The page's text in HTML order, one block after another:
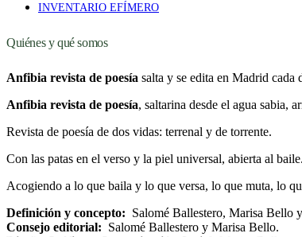
INVENTARIO EFÍMERO
Quiénes y qué somos
Anfibia revista de poesía salta y se edita en Madrid cada
Anfibia revista de poesía, saltarina desde el agua sabia,
Revista de poesía de dos vidas: terrenal y de torrente.
Con las patas en el verso y la piel universal, abierta al baile.
Acogiendo a lo que baila y lo que versa, lo que muta, lo
Definición y concepto: Salomé Ballestero, Marisa Bello
Consejo editorial: Salomé Ballestero y Marisa Bello.